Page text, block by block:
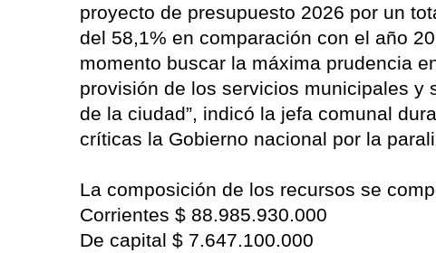
proyecto de presupuesto 2026 por un
del 58,1% en comparación con el año
momento buscar la máxima prudencia
provisión de los servicios municipales y
de la ciudad”, indicó la jefa comunal
críticas la Gobierno nacional por la
La composición de los recursos se
Corrientes $ 88.985.930.000
De capital $ 7.647.100.000